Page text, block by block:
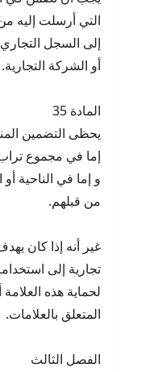
التي أرسلت إليه
إلى السجل
أو الشركة التجارية.
المادة 35
إما في مجموع تراب
و إما في الناحية
من قبلهم.
غير أنه إذا كان
تجارية إلى
لحماية هذه العلامة
المتعلق بالعلامات.
الفصل الثالث